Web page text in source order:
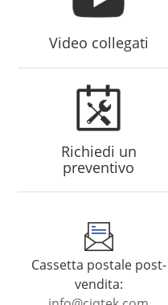
Video collegati
Richiedi un
preventivo
Cassetta postale post-
vendita: